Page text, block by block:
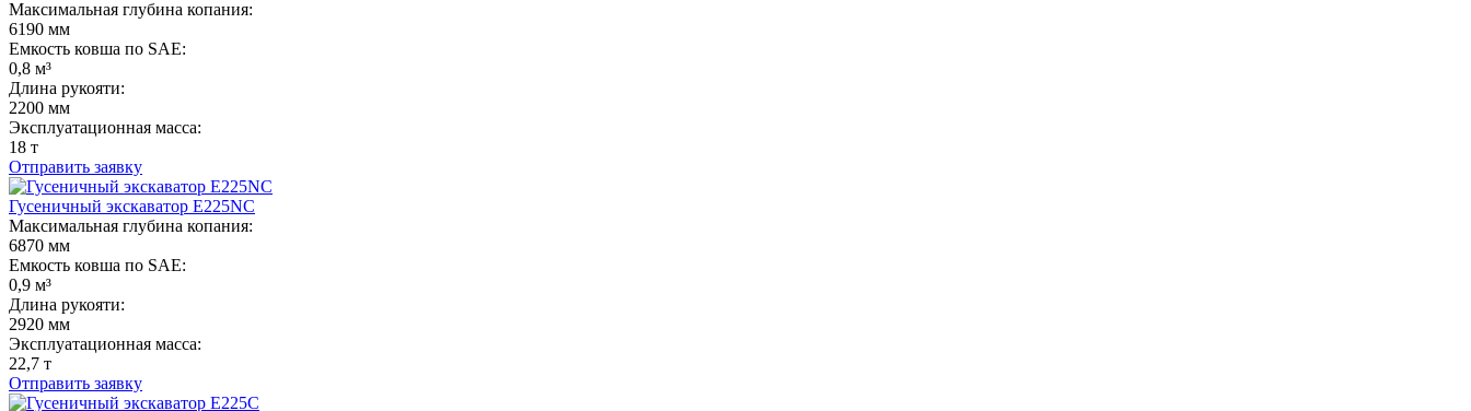
Максимальная глубина копания:
6190 мм
Емкость ковша по SAE:
0,8 м³
Длина рукояти:
2200 мм
Эксплуатационная масса:
18 т
Отправить заявку
Гусеничный экскаватор E225NC
Максимальная глубина копания:
6870 мм
Емкость ковша по SAE:
0,9 м³
Длина рукояти:
2920 мм
Эксплуатационная масса:
22,7 т
Отправить заявку